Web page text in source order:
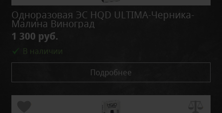
Одноразовая ЭС HQD ULTIMA-Черника-
Малина Виноград
1 300 руб.
В наличии
Подробнее